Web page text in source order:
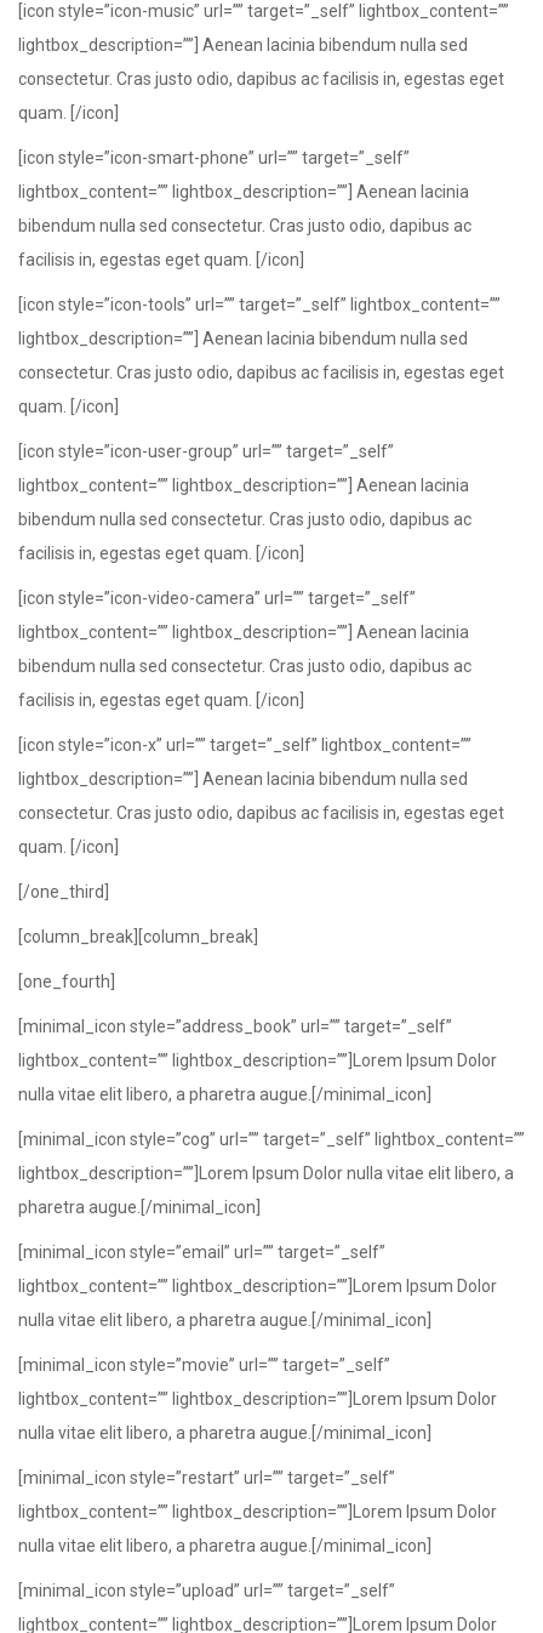
[icon style=”icon-music” url=”” target=”_self” lightbox_content=””
lightbox_description=””] Aenean lacinia bibendum nulla sed
consectetur. Cras justo odio, dapibus ac facilisis in, egestas eget
quam. [/icon]
[icon style=”icon-smart-phone” url=”” target=”_self”
lightbox_content=”” lightbox_description=””] Aenean lacinia
bibendum nulla sed consectetur. Cras justo odio, dapibus ac
facilisis in, egestas eget quam. [/icon]
[icon style=”icon-tools” url=”” target=”_self” lightbox_content=””
lightbox_description=””] Aenean lacinia bibendum nulla sed
consectetur. Cras justo odio, dapibus ac facilisis in, egestas eget
quam. [/icon]
[icon style=”icon-user-group” url=”” target=”_self”
lightbox_content=”” lightbox_description=””] Aenean lacinia
bibendum nulla sed consectetur. Cras justo odio, dapibus ac
facilisis in, egestas eget quam. [/icon]
[icon style=”icon-video-camera” url=”” target=”_self”
lightbox_content=”” lightbox_description=””] Aenean lacinia
bibendum nulla sed consectetur. Cras justo odio, dapibus ac
facilisis in, egestas eget quam. [/icon]
[icon style=”icon-x” url=”” target=”_self” lightbox_content=””
lightbox_description=””] Aenean lacinia bibendum nulla sed
consectetur. Cras justo odio, dapibus ac facilisis in, egestas eget
quam. [/icon]
[/one_third]
[column_break][column_break]
[one_fourth]
[minimal_icon style=”address_book” url=”” target=”_self”
lightbox_content=”” lightbox_description=””]Lorem Ipsum Dolor
nulla vitae elit libero, a pharetra augue.[/minimal_icon]
[minimal_icon style=”cog” url=”” target=”_self” lightbox_content=””
lightbox_description=””]Lorem Ipsum Dolor nulla vitae elit libero, a
pharetra augue.[/minimal_icon]
[minimal_icon style=”email” url=”” target=”_self”
lightbox_content=”” lightbox_description=””]Lorem Ipsum Dolor
nulla vitae elit libero, a pharetra augue.[/minimal_icon]
[minimal_icon style=”movie” url=”” target=”_self”
lightbox_content=”” lightbox_description=””]Lorem Ipsum Dolor
nulla vitae elit libero, a pharetra augue.[/minimal_icon]
[minimal_icon style=”restart” url=”” target=”_self”
lightbox_content=”” lightbox_description=””]Lorem Ipsum Dolor
nulla vitae elit libero, a pharetra augue.[/minimal_icon]
[minimal_icon style=”upload” url=”” target=”_self”
lightbox_content=”” lightbox_description=””]Lorem Ipsum Dolor